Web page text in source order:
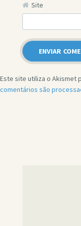
Site
Este site utiliza o Akismet
comentários são